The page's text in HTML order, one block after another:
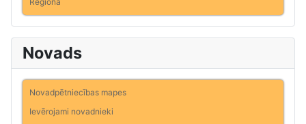
Novads
Novadpētniecības mapes
Ievērojami novadnieki